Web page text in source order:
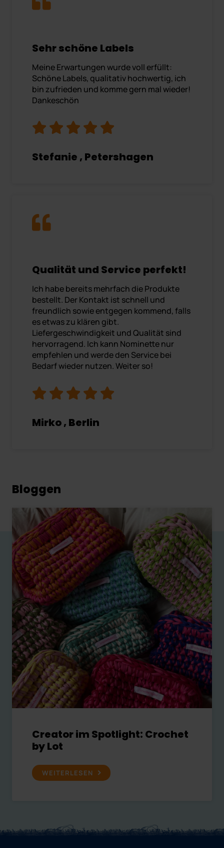
Sehr schöne Labels
Meine Erwartungen wurde voll erfüllt:
Schöne Labels, qualitativ hochwertig, ich
bin zufrieden und komme gern mal wieder!
Dankeschön
Stefanie , Petershagen
Qualität und Service perfekt!
Ich habe bereits mehrfach die Produkte
bestellt. Der Kontakt ist schnell und
freundlich sowie entgegen kommend, falls
es etwas zu klären gibt.
Liefergeschwindigkeit und Qualität sind
hervorragend. Ich kann Nominette nur
empfehlen und werde den Service bei
Bedarf wieder nutzen. Weiter so!
Mirko , Berlin
Bloggen
Creator im Spotlight: Crochet
by Lot
WEITERLESEN